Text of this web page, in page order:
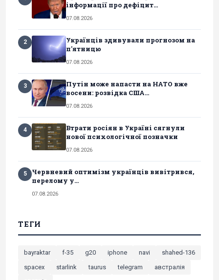
інформації про дефіцит...
07.08.2026
2
Українців здивували прогнозом на
п'ятницю
07.08.2026
3
Путін може напасти на НАТО вже
восени: розвідка США...
07.08.2026
4
Втрати росіян в Україні сягнули
нової психологічної позначки
07.08.2026
5
Червневий оптимізм українців вивітрився,
перелому у...
07.08.2026
ТЕГИ
bayraktar f-35 g20 iphone navi
shahed-136
spacex
starlink taurus telegram
австралія